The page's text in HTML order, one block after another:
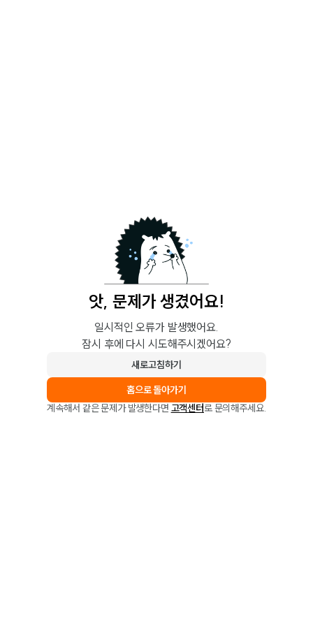
앗, 문제가 생겼어요!
일시적인 오류가 발생했어요.
잠시 후에 다시 시도해주시겠어요?
새로고침하기
홈으로 돌아가기
계속해서 같은 문제가 발생한다면 고객센터로 문의해주세요.